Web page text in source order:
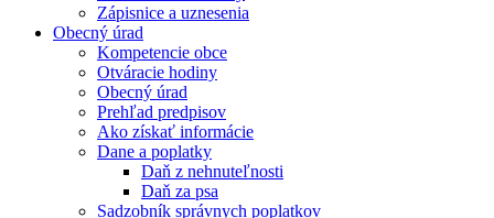
Zápisnice a uznesenia
Obecný úrad
Kompetencie obce
Otváracie hodiny
Obecný úrad
Prehľad predpisov
Ako získať informácie
Dane a poplatky
Daň z nehnuteľnosti
Daň za psa
Sadzobník správnych poplatkov